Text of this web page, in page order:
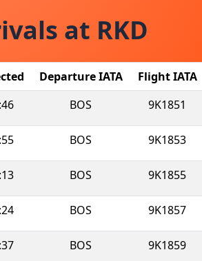
at RKD
Departure IATA Flight IATA
BOS 9K1851
BOS 9K1853
BOS 9K1855
BOS 9K1857
BOS 9K1859